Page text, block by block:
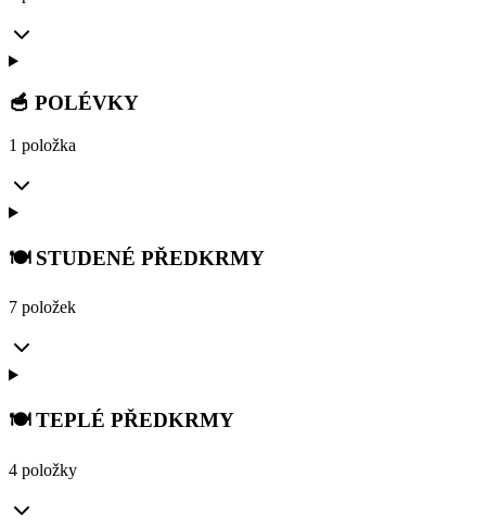
🥣 POLÉVKY
1 položka
🍽️ STUDENÉ PŘEDKRMY
7 položek
🍽️ TEPLÉ PŘEDKRMY
4 položky